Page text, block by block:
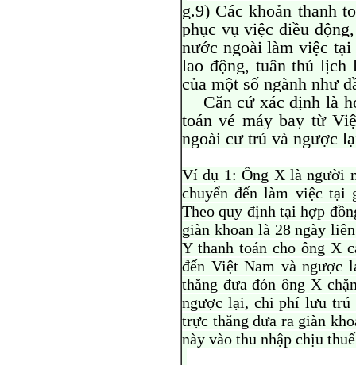
g.9) Các khoản thanh
phục vụ việc điều
nước ngoài làm việc
lao động, tuân thủ lịch
của một số ngành như
Căn cứ xác định là
toán vé máy bay từ
ngoài cư trú và ngược
Ví dụ 1: Ông X là người
chuyển đến làm việc tại
Theo quy định tại hợp
giàn khoan là 28 ngày
Y thanh toán cho ông X
đến Việt Nam và ngược
thăng đưa đón ông X
ngược lại, chi phí lưu trú
trực thăng đưa ra giàn
này vào thu nhập chịu